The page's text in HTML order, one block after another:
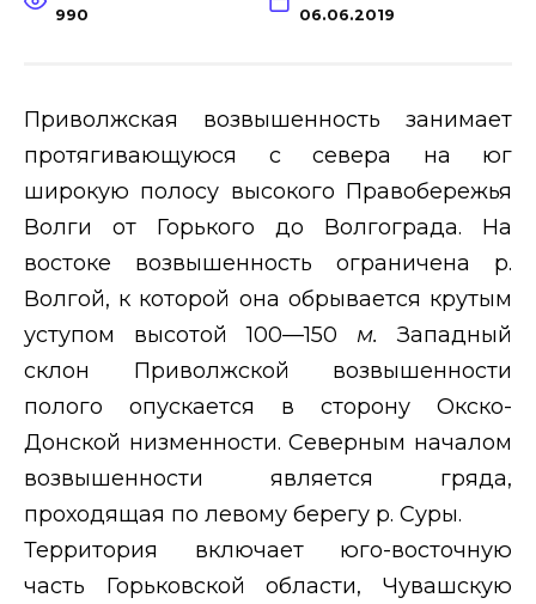
990 06.06.2019
Приволжская возвышенность занимает
протягивающуюся с севера на юг
широкую полосу высокого Правобережья
Волги от Горького до Волгограда. На
востоке возвышенность ограничена р.
Волгой, к которой она обрывается крутым
уступом высотой 100—150 м. Западный
склон Приволжской возвышенности
полого опускается в сторону Окско-
Донской низменности. Северным началом
возвышенности является гряда,
проходящая по левому берегу р. Суры.
Территория включает юго-восточную
часть Горьковской области, Чувашскую